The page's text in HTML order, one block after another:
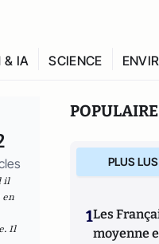
& IA SCIENCE
il
en
Il
PLUS LUS
1Les
moyenne